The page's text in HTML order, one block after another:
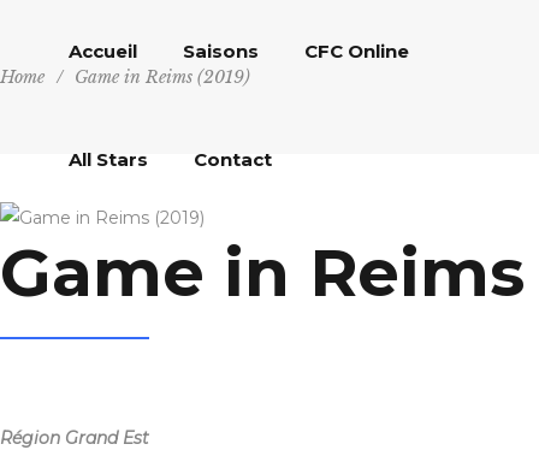
Accueil Saisons CFC Online
All Stars Contact
Home / Game in Reims (2019)
Game in Reims
Région Grand Est